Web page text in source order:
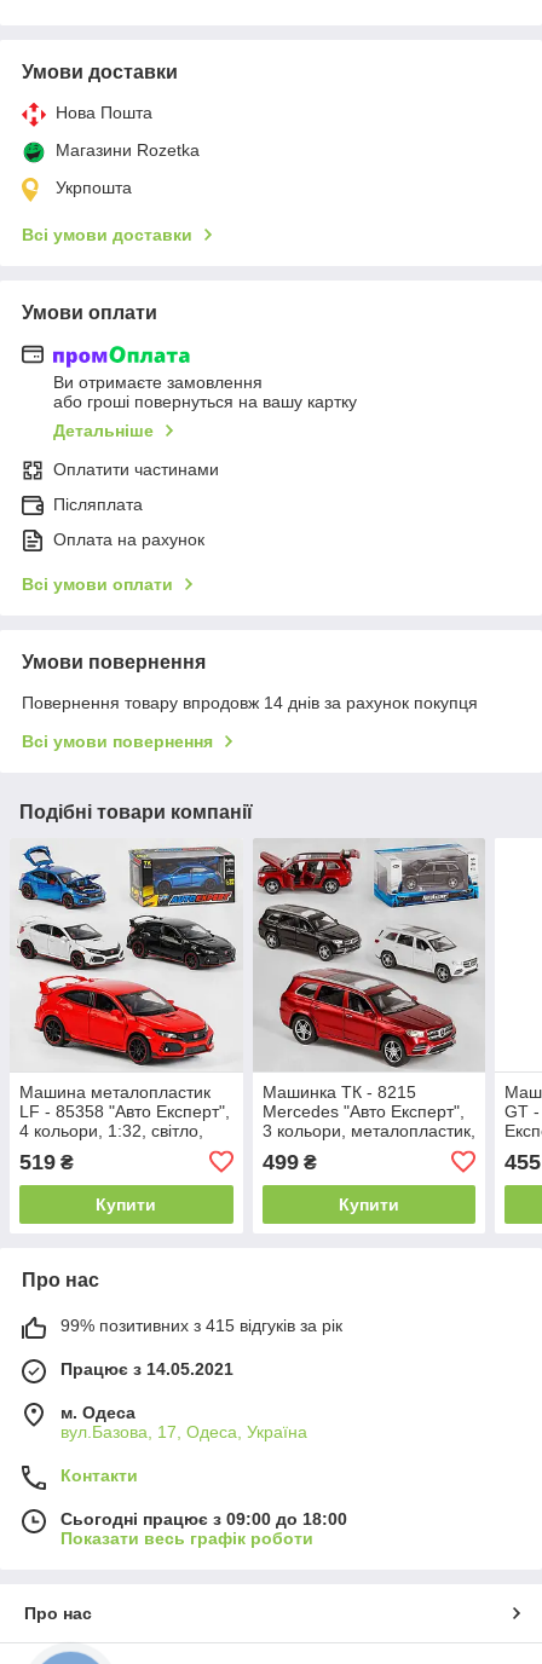
Умови доставки
Нова Пошта
Магазини Rozetka
Укрпошта
Всі умови доставки
Умови оплати
Ви отримаєте замовлення
або гроші повернуться на вашу картку
Детальніше
Оплатити частинами
Післяплата
Оплата на рахунок
Всі умови оплати
Умови повернення
Повернення товару впродовж 14 днів за рахунок покупця
Всі умови повернення
Подібні товари компанії
Машина металопластик
LF - 85358 "Авто Експерт",
4 кольори, 1:32, світло,
звук, інерція, відчиняються
двері
519 ₴
Купити
Машинка ТК - 8215
Mercedes "Авто Експерт",
3 кольори, металопластик,
1:32, світло, звук, інерція,
двері, що
499₴
Купити
GT
455
Про нас
99% позитивних з 415 відгуків за рік
Працює з 14.05.2021
м. Одеса
вул.Базова, 17, Одеса, Україна
Контакти
Сьогодні працює з 09:00 до 18:00
Показати весь графік роботи
Про нас